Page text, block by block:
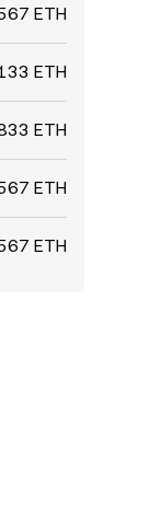
ETH
ETH
ETH
ETH
ETH